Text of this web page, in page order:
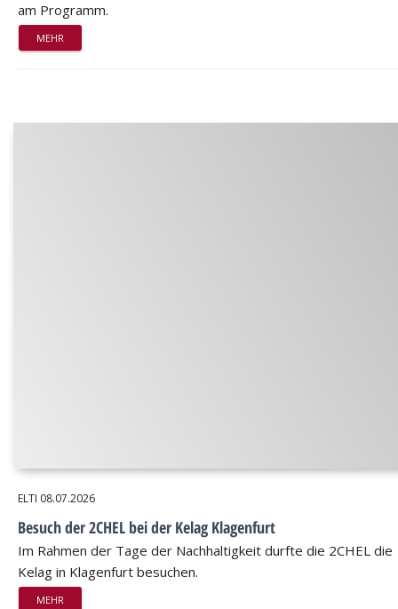
am Programm.
MEHR
ELTI 08.07.2026
Besuch der 2CHEL bei der Kelag Klagenfurt
Im Rahmen der Tage der Nachhaltigkeit durfte die 2CHEL die
Kelag in Klagenfurt besuchen.
MEHR